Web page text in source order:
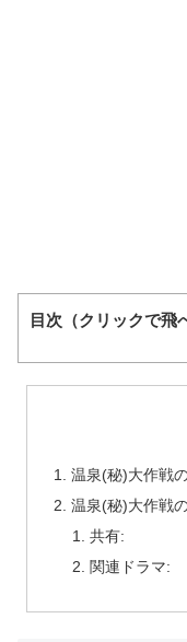
目次（クリックで飛
温泉(秘)大作戦
温泉(秘)大作戦
共有:
関連ドラマ: